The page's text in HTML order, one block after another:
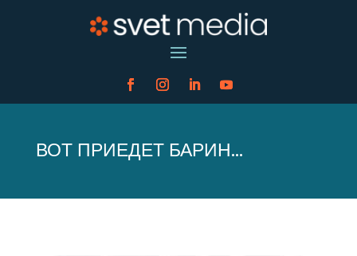
ВОТ ПРИЕДЕТ БАРИН…